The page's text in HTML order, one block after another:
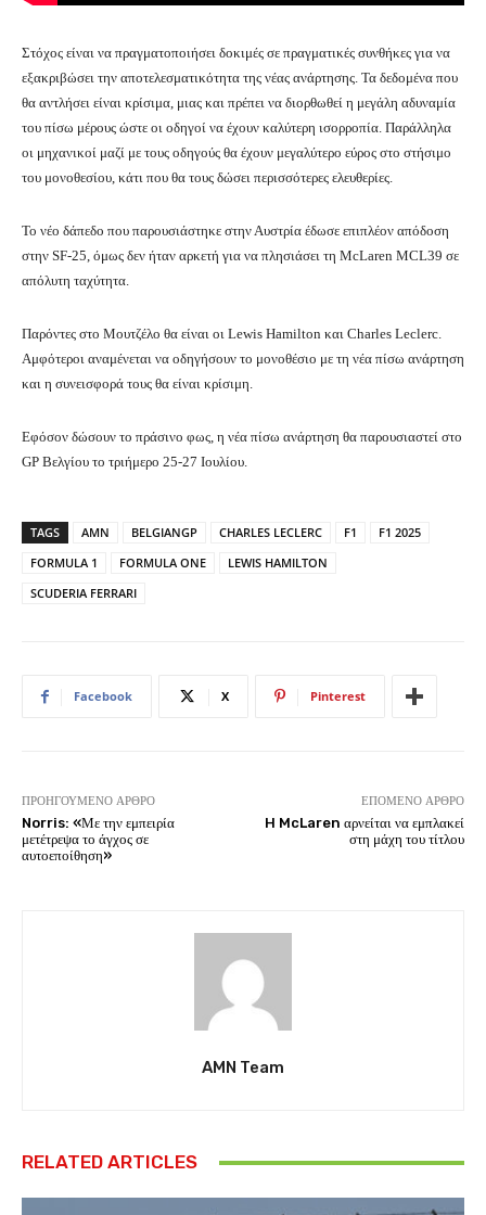
Στόχος είναι να πραγματοποιήσει δοκιμές σε πραγματικές συνθήκες για να
εξακριβώσει την αποτελεσματικότητα της νέας ανάρτησης. Τα δεδομένα που
θα αντλήσει είναι κρίσιμα, μιας και πρέπει να διορθωθεί η μεγάλη αδυναμία
του πίσω μέρους ώστε οι οδηγοί να έχουν καλύτερη ισορροπία. Παράλληλα
οι μηχανικοί μαζί με τους οδηγούς θα έχουν μεγαλύτερο εύρος στο στήσιμο
του μονοθεσίου, κάτι που θα τους δώσει περισσότερες ελευθερίες.
Το νέο δάπεδο που παρουσιάστηκε στην Αυστρία έδωσε επιπλέον απόδοση
στην SF-25, όμως δεν ήταν αρκετή για να πλησιάσει τη McLaren MCL39 σε
απόλυτη ταχύτητα.
Παρόντες στο Μουτζέλο θα είναι οι Lewis Hamilton και Charles Leclerc.
Αμφότεροι αναμένεται να οδηγήσουν το μονοθέσιο με τη νέα πίσω ανάρτηση
και η συνεισφορά τους θα είναι κρίσιμη.
Εφόσον δώσουν το πράσινο φως, η νέα πίσω ανάρτηση θα παρουσιαστεί στο
GP Βελγίου το τριήμερο 25-27 Ιουλίου.
TAGS AMN BELGIANGP CHARLES LECLERC F1
F1 2025
FORMULA 1
FORMULA ONE
LEWIS HAMILTON
SCUDERIA FERRARI
Facebook X Pinterest
ΠΡΟΗΓΟΎΜΕΝΟ ΆΡΘΡΟ
Norris: «Με την εμπειρία
μετέτρεψα το άγχος σε
αυτοεποίθηση»
ΕΠΌΜΕΝΟ ΆΡΘΡΟ
H McLaren αρνείται να εμπλακεί
στη μάχη του τίτλου
AMN Team
RELATED ARTICLES